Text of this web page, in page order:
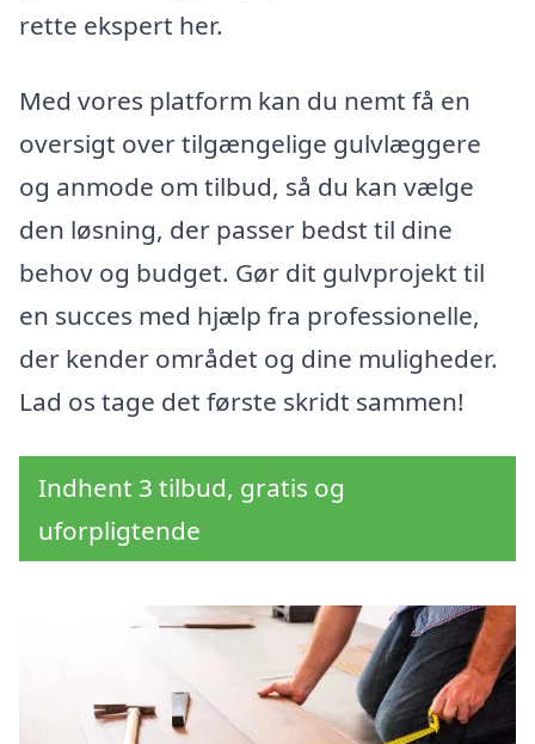
rette ekspert her.
Med vores platform kan du nemt få en
oversigt over tilgængelige gulvlæggere
og anmode om tilbud, så du kan vælge
den løsning, der passer bedst til dine
behov og budget. Gør dit gulvprojekt til
en succes med hjælp fra professionelle,
der kender området og dine muligheder.
Lad os tage det første skridt sammen!
Indhent 3 tilbud, gratis og
uforpligtende